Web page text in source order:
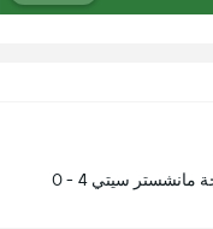
انتهت مباراة مانشستر سيتي ضد بارنزلي بنتيجة مانشستر سيتي 4 - 0